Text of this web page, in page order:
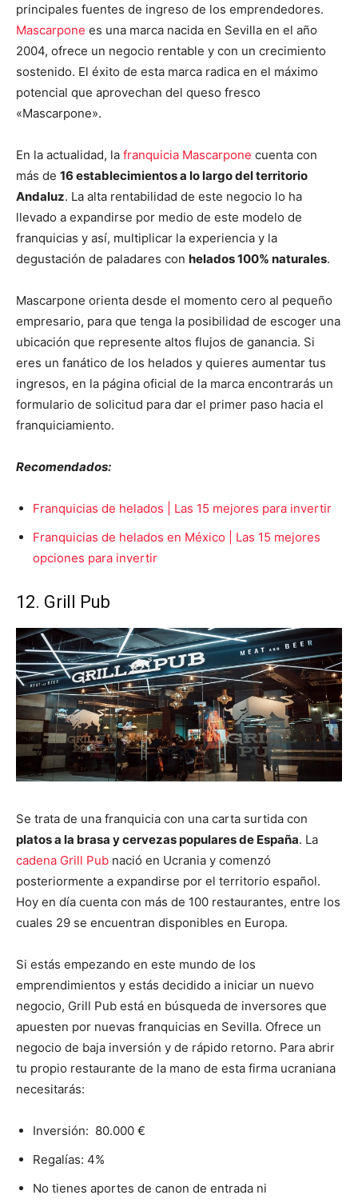
principales fuentes de ingreso de los emprendedores.
Mascarpone es una marca nacida en Sevilla en el año
2004, ofrece un negocio rentable y con un crecimiento
sostenido. El éxito de esta marca radica en el máximo
potencial que aprovechan del queso fresco
«Mascarpone».
En la actualidad, la franquicia Mascarpone cuenta con
más de 16 establecimientos a lo largo del territorio
Andaluz. La alta rentabilidad de este negocio lo ha
llevado a expandirse por medio de este modelo de
franquicias y así, multiplicar la experiencia y la
degustación de paladares con helados 100% naturales.
Mascarpone orienta desde el momento cero al pequeño
empresario, para que tenga la posibilidad de escoger una
ubicación que represente altos flujos de ganancia. Si
eres un fanático de los helados y quieres aumentar tus
ingresos, en la página oficial de la marca encontrarás un
formulario de solicitud para dar el primer paso hacia el
franquiciamiento.
Recomendados:
Franquicias de helados | Las 15 mejores para invertir
Franquicias de helados en México | Las 15 mejores
opciones para invertir
12. Grill Pub
Se trata de una franquicia con una carta surtida con
platos a la brasa y cervezas populares de España. La
cadena Grill Pub nació en Ucrania y comenzó
posteriormente a expandirse por el territorio español.
Hoy en día cuenta con más de 100 restaurantes, entre los
cuales 29 se encuentran disponibles en Europa.
Si estás empezando en este mundo de los
emprendimientos y estás decidido a iniciar un nuevo
negocio, Grill Pub está en búsqueda de inversores que
apuesten por nuevas franquicias en Sevilla. Ofrece un
negocio de baja inversión y de rápido retorno. Para abrir
tu propio restaurante de la mano de esta firma ucraniana
necesitarás:
Inversión: 80.000 €
Regalías: 4%
No tienes aportes de canon de entrada ni